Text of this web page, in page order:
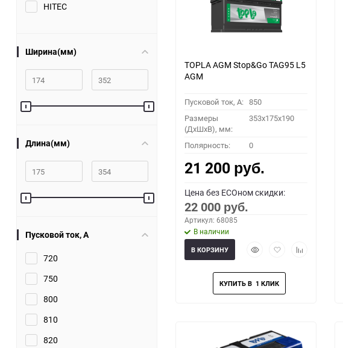
HITEC
Ширина(мм)
Длина(мм)
Пусковой ток, A
720
750
800
810
820
TOPLA AGM Stop&Go TAG95 L5
AGM
Пусковой ток, A: 850
Размеры
(ДхШхВ), мм:
353x175x190
Полярность: 0
21 200 руб.
Цена без ECOном скидки:
22 000 руб.
Артикул: 68085
В наличии
БыстрыйДобавить
избранное
Добавить
В КОРЗИНУ